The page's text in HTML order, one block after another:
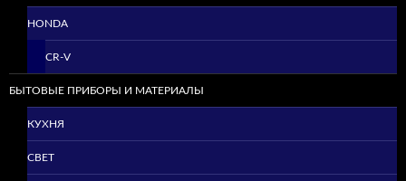
HONDA
CR-V
БЫТОВЫЕ ПРИБОРЫ И МАТЕРИАЛЫ
КУХНЯ
СВЕТ